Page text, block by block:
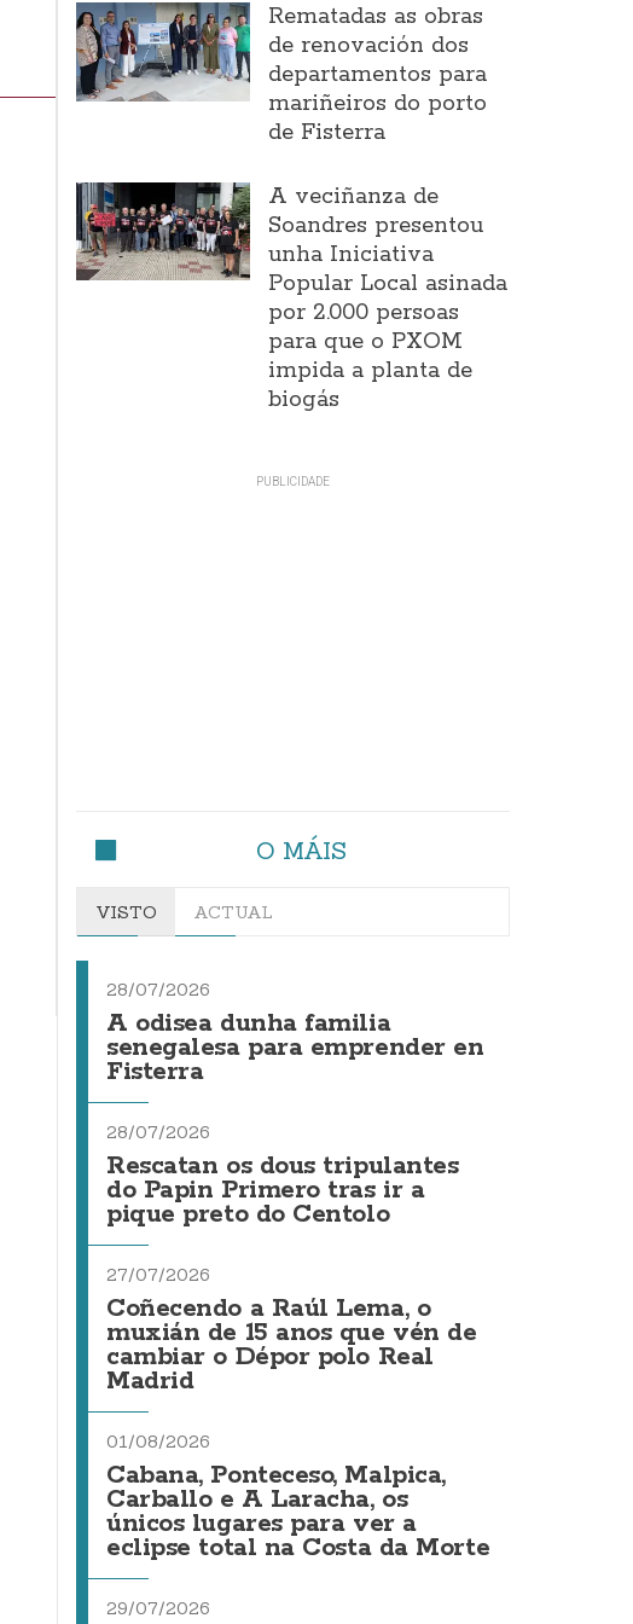
Rematadas as obras
de renovación dos
departamentos para
mariñeiros do porto
de Fisterra
A veciñanza de
Soandres presentou
unha Iniciativa
Popular Local asinada
por 2.000 persoas
para que o PXOM
impida a planta de
biogás
O MÁIS
VISTO ACTUAL
28/07/2026
A odisea dunha familia
senegalesa para emprender en
Fisterra
28/07/2026
Rescatan os dous tripulantes
do Papin Primero tras ir a
pique preto do Centolo
27/07/2026
Coñecendo a Raúl Lema, o
muxián de 15 anos que vén de
cambiar o Dépor polo Real
Madrid
01/08/2026
Cabana, Ponteceso, Malpica,
Carballo e A Laracha, os
únicos lugares para ver a
eclipse total na Costa da Morte
29/07/2026